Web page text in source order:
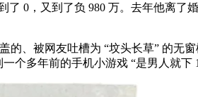
0，又到了负 980 万。去年他离了
、被网友吐槽为 “坟头长草” 的无
多年前的手机小游戏 “是男人就下